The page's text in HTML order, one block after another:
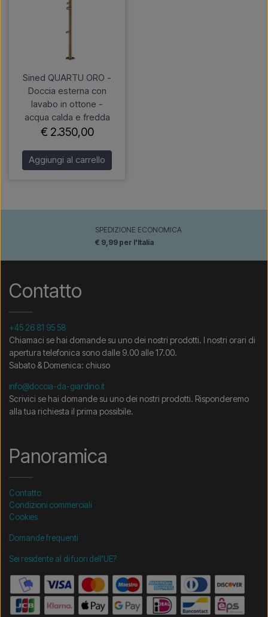
Sined QUARTU ORO -
Doccia esterna con
lavabo in ottone -
acqua calda e fredda
€ 2.350,00
Aggiungi al carrello
SPEDIZIONE ECONOMICA
€ 9,99 per l'Italia
Contatto
+45 26 81 95 58
Chiamaci se hai domande su uno dei nostri prodotti. I nostri orari di
apertura telefonica sono dalle 9.00 alle 17.00.
Sabato & Domenica: chiuso
info@doccia-da-giardino.it
Scrivici se hai domande su uno dei nostri prodotti. Risponderemo
alla tua richiesta il prima possibile.
Panoramica
Contatto
Condizioni commerciali
Cookies
Domande frequenti
Sei residente al di fuori dell'UE?